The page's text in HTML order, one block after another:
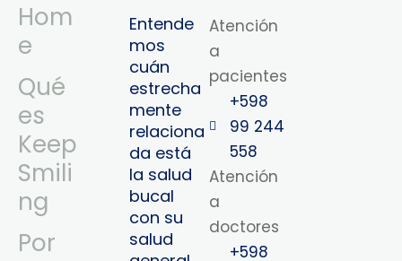
Hom
e
Qué
es
Keep
Smili
ng
Por
Entende
mos
cuán
estrecha
mente
relaciona
da está
la salud
bucal
con su
salud
Atención
a
pacientes
+598
99 244
558
Atención
a
doctores
+598